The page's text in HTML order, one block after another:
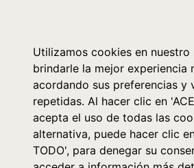
Utilizamos cookies en
brindarle la mejor experiencia
acordando sus preferencias y
repetidas. Al hacer clic en
acepta el uso de todas las
alternativa, puede hacer clic
TODO', para denegar su